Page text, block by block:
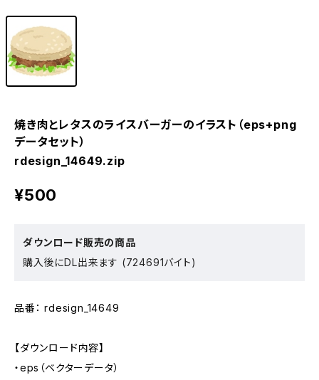
焼き肉とレタスのライスバーガーのイラスト（eps+png
データセット）
rdesign_14649.zip
¥500
ダウンロード販売の商品
購入後にDL出来ます (724691バイト)
品番： rdesign_14649
【ダウンロード内容】
・eps（ベクターデータ）